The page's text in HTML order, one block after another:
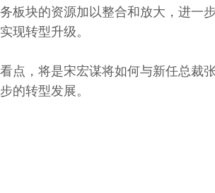
板块的资源加以整合和放大，进一
现转型升级。
点，将是宋宏谋将如何与新任总裁
的转型发展。